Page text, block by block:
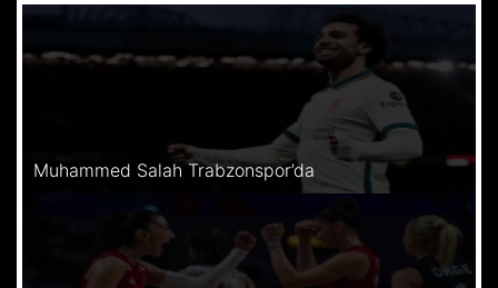
Muhammed Salah Trabzonspor’da